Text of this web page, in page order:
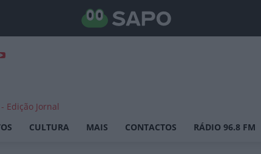
CULTURA MAIS CONTACTOS RÁDIO 96.8 FM